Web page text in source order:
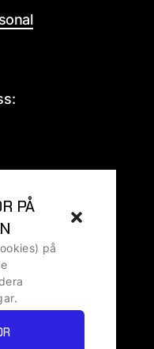
PÅ
på
VD